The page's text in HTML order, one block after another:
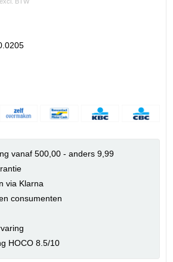
vanaf 500,00 - anders 9,99
via Klarna
consumenten
HOCO 8.5/10